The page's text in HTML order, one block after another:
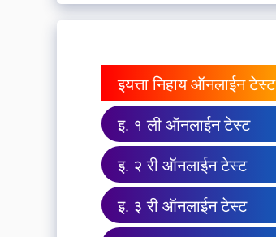
इयत्ता निहाय ऑनलाईन टेस्ट
इ. १ ली ऑनलाईन टेस्ट
इ. २ री ऑनलाईन टेस्ट
इ. ३ री ऑनलाईन टेस्ट